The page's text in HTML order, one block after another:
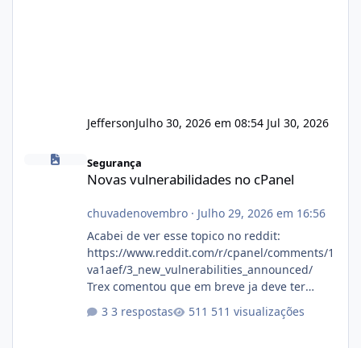
JeffersonJulho 30, 2026 em 08:54 Jul 30, 2026
Segurança
Novas vulnerabilidades no cPanel
chuvadenovembro· Julho 29, 2026 em 16:56
Acabei de ver esse topico no reddit:
https://www.reddit.com/r/cpanel/comments/1
va1aef/3_new_vulnerabilities_announced/
Trex comentou que em breve ja deve ter
3 respostas 511 visualizações